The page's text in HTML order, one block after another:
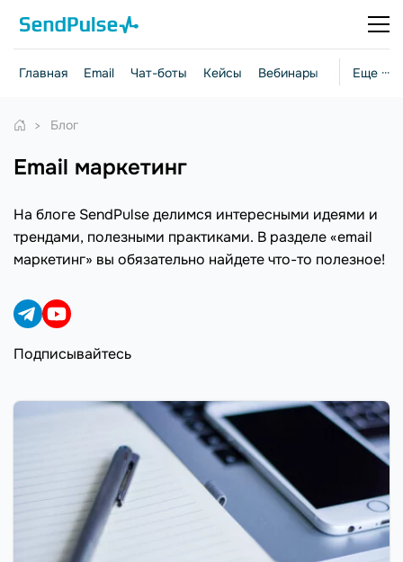
Еще ···
Главная Email Чат-боты Кейсы Вебинары Стратегии
Блог
email маркетинг
На блоге SendPulse делимся интересными идеями и
трендами, полезными практиками. В разделе «email
маркетинг» вы обязательно найдете что-то полезное!
Подписывайтесь